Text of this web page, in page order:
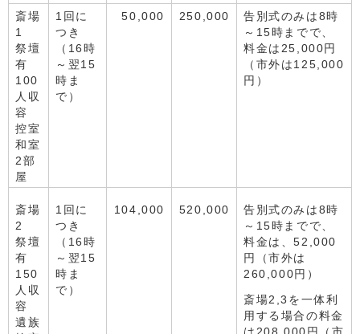
斎場
1
祭壇
有
100
人収
容
控室
和室
2部
屋
1回に
つき
（16時
～翌15
時ま
で）
50,000 250,000
告別式のみは8時
～15時までで、
料金は25,000円
（市外は125,000
円）
斎場
2
祭壇
有
150
人収
容
遺族
1回に
つき
（16時
～翌15
時ま
で）
104,000 520,000
告別式のみは8時
～15時までで、
料金は、52,000
円（市外は
260,000円）
斎場2,3を一体利
用する場合の料金